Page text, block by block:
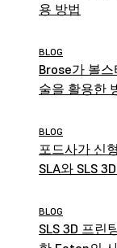
용 방법
BLOG
Brose가 볼스
술을 활용한
BLOG
포드사가 신
SLA와 SLS
BLOG
SLS 3D 프린